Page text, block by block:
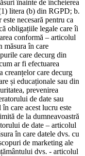
înainte de încheierea
litera (b) din RGPD; b.
necesară pentru ca
obligațiile legale care îi
conformă – articolul
măsura în care
care decurg din
ar fi efectuarea
creanțelor care decurg
și educaționale sau din
prevenirea
de date sau
care acest lucru este
de la dumneavoastră
de date – articolul
în care datele dvs. cu
de marketing ale
dvs. - articolul